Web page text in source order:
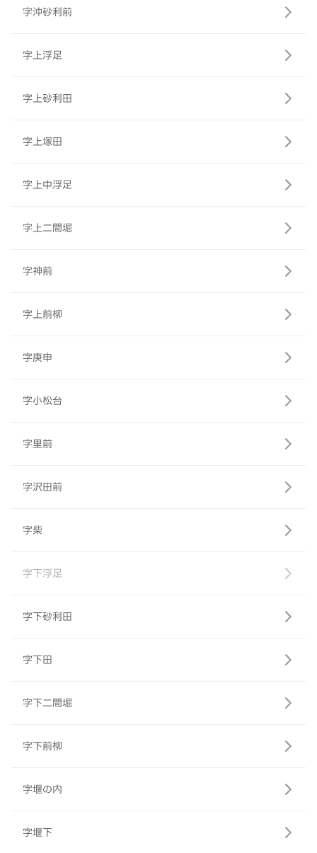
字沖砂利前
字上浮足
字上砂利田
字上塚田
字上中浮足
字上二間堀
字神前
字上前柳
字庚申
字小松台
字里前
字沢田前
字柴
字下浮足
字下砂利田
字下田
字下二間堀
字下前柳
字堰の内
字堰下